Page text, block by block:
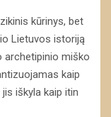
kūrinys, bet
Lietuvos istoriją
archetipinio miško
kaip
iškyla kaip itin